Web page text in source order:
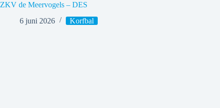
ZKV de Meervogels – DES
6 juni 2026
Korfbal